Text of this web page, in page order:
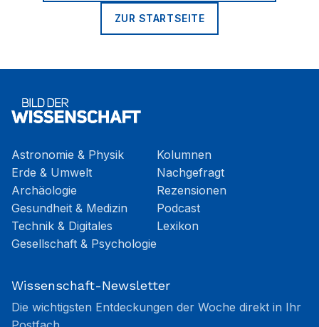
ZUR STARTSEITE
Astronomie & Physik
Erde & Umwelt
Archäologie
Gesundheit & Medizin
Technik & Digitales
Gesellschaft & Psychologie
Kolumnen
Nachgefragt
Rezensionen
Podcast
Lexikon
Wissenschaft-Newsletter
Die wichtigsten Entdeckungen der Woche direkt in Ihr